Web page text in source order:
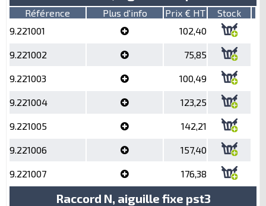
Référence Plus d'info Prix € HT
Stock
9.221001
102,40
9.221002 75,85
9.221003 100,49
9.221004 123,25
9.221005 142,21
9.221006 157,40
9.221007 176,38
Raccord N, aiguille fixe pst3